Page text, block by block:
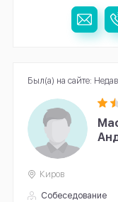
Собеседование
Киров
Был(а) на сайте: